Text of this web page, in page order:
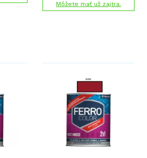
Môžete mať už zajtra.